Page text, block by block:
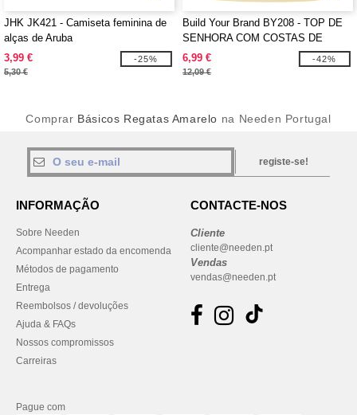
JHK JK421 - Camiseta feminina de
alças de Aruba
3,99 €
5,30 €
-25%
Build Your Brand BY208 - TOP DE
SENHORA COM COSTAS DE
CORRIDA
6,99 €
12,09 €
-42%
Comprar Básicos Regatas Amarelo na Needen Portugal
registe-se!
INFORMAÇÃO
Sobre Needen
Acompanhar estado da encomenda
Métodos de pagamento
Entrega
Reembolsos / devoluções
Ajuda & FAQs
Nossos compromissos
Carreiras
CONTACTE-NOS
Cliente
cliente@needen.pt
Vendas
vendas@needen.pt
Pague com